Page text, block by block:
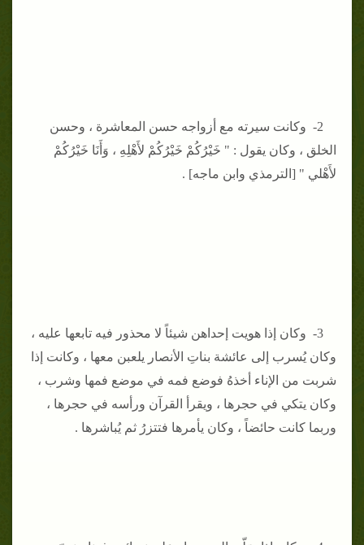
2- وكانت سيرته مع أزواجه حسن المعاشرة ، وحسن
الخلق ، وكان يقول : " خَيْرُكُمْ خَيْرُكُمْ لأَهْلِهِ ، وَأَنَا خَيْرُكُمْ
لأَهْلي " [الترمذي وابن ماجه] .
3- وكان إذا هويت إحداهن شيئاً لا محذور فيه تابعها عليه ،
وكان يُسرب إلى عائشة بناتِ الأنصار يلعبن معها ، وكانت إذا
شربت من الإناء أخذهُ فوضع فمه في موضع فمها وشرب ،
وكان يتكي في حجرها ، ويقرأ القرآن ورأسه في حجرها ،
وربما كانت حائضاً ، وكان يأمرها فتتزرُ ثم يُباشرها .